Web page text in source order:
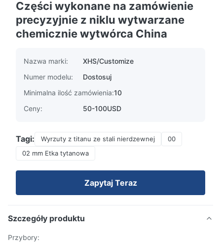
Części wykonane na zamówienie
precyzyjnie z niklu wytwarzane
chemicznie wytwórca China
Nazwa marki:
XHS/Customize
Numer modelu:
Dostosuj
Minimalna ilość zamówienia:10
Ceny:
50-100USD
Tagi: Wyrzuty z titanu ze stali nierdzewnej
00
02 mm Etka tytanowa
Zapytaj Teraz
Szczegóły produktu
Przybory: